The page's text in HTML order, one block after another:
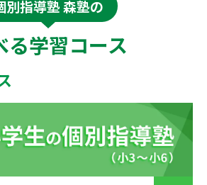
別指導塾 森塾の
る学習コース